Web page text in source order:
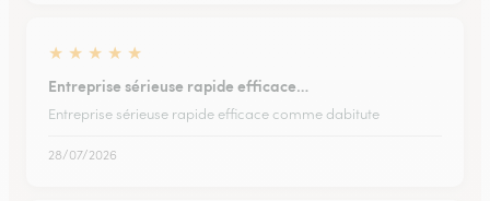
★ ★ ★ ★ ★
Entreprise sérieuse rapide efficace…
Entreprise sérieuse rapide efficace comme dabitute
28/07/2026